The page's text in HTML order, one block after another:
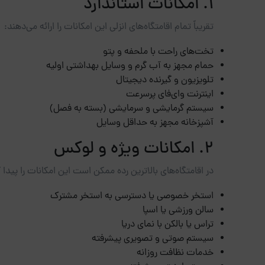
تقریباً تمام اقامتگاه‌های انزلی این امکانات را ارائه می‌دهند:
تخت‌های راحت با ملحفه و پتو
حمام مجهز به آب گرم و وسایل بهداشتی اولیه
تلویزیون و گیرنده دیجیتال
اینترنت وای‌فای پرسرعت
سیستم گرمایشی و سرمایشی (بسته به فصل)
آشپزخانه مجهز به حداقل وسایل
2. امکانات ویژه و لوکس
در اقامتگاه‌های بالاترین رده ممکن است این امکانات را
استخر خصوصی یا دسترسی به استخر مشترک
سالن ورزشی یا اسپا
تراس یا بالکن با نمای دریا
سیستم صوتی و تصویری پیشرفته
خدمات نظافت روزانه